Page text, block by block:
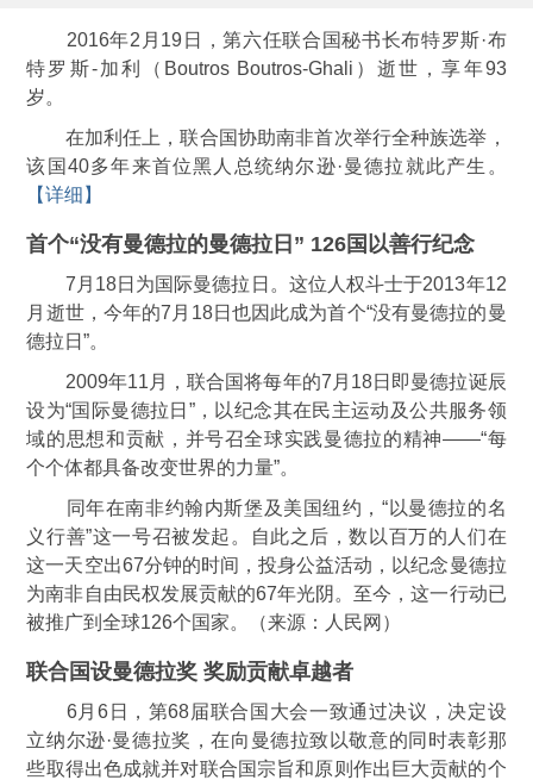
2016年2月19日，第六任联合国秘书长布特罗斯·布
特罗斯-加利（Boutros Boutros-Ghali）逝世，享年93
岁。
在加利任上，联合国协助南非首次举行全种族选举，
该国40多年来首位黑人总统纳尔逊·曼德拉就此产生。
【详细】
首个“没有曼德拉的曼德拉日” 126国以善行纪念
7月18日为国际曼德拉日。这位人权斗士于2013年12
月逝世，今年的7月18日也因此成为首个“没有曼德拉的曼
德拉日”。
2009年11月，联合国将每年的7月18日即曼德拉诞辰
设为“国际曼德拉日”，以纪念其在民主运动及公共服务领
域的思想和贡献，并号召全球实践曼德拉的精神——“每
个个体都具备改变世界的力量”。
同年在南非约翰内斯堡及美国纽约，“以曼德拉的名
义行善”这一号召被发起。自此之后，数以百万的人们在
这一天空出67分钟的时间，投身公益活动，以纪念曼德拉
为南非自由民权发展贡献的67年光阴。至今，这一行动已
被推广到全球126个国家。（来源：人民网）
联合国设曼德拉奖 奖励贡献卓越者
6月6日，第68届联合国大会一致通过决议，决定设
立纳尔逊·曼德拉奖，在向曼德拉致以敬意的同时表彰那
些取得出色成就并对联合国宗旨和原则作出巨大贡献的个